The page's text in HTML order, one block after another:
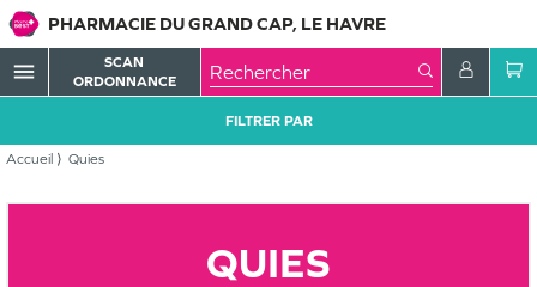
PHARMACIE DU GRAND CAP, LE HAVRE
menu
SCAN
ORDONNANCE
Accueil Quies
FILTRER PAR
QUIES